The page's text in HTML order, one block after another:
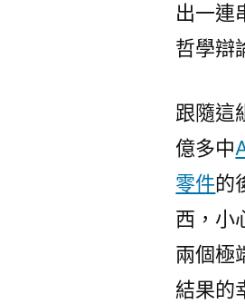
出一連
哲學辯
跟隨這
億多中
零件的
西，小
兩個極
結果的